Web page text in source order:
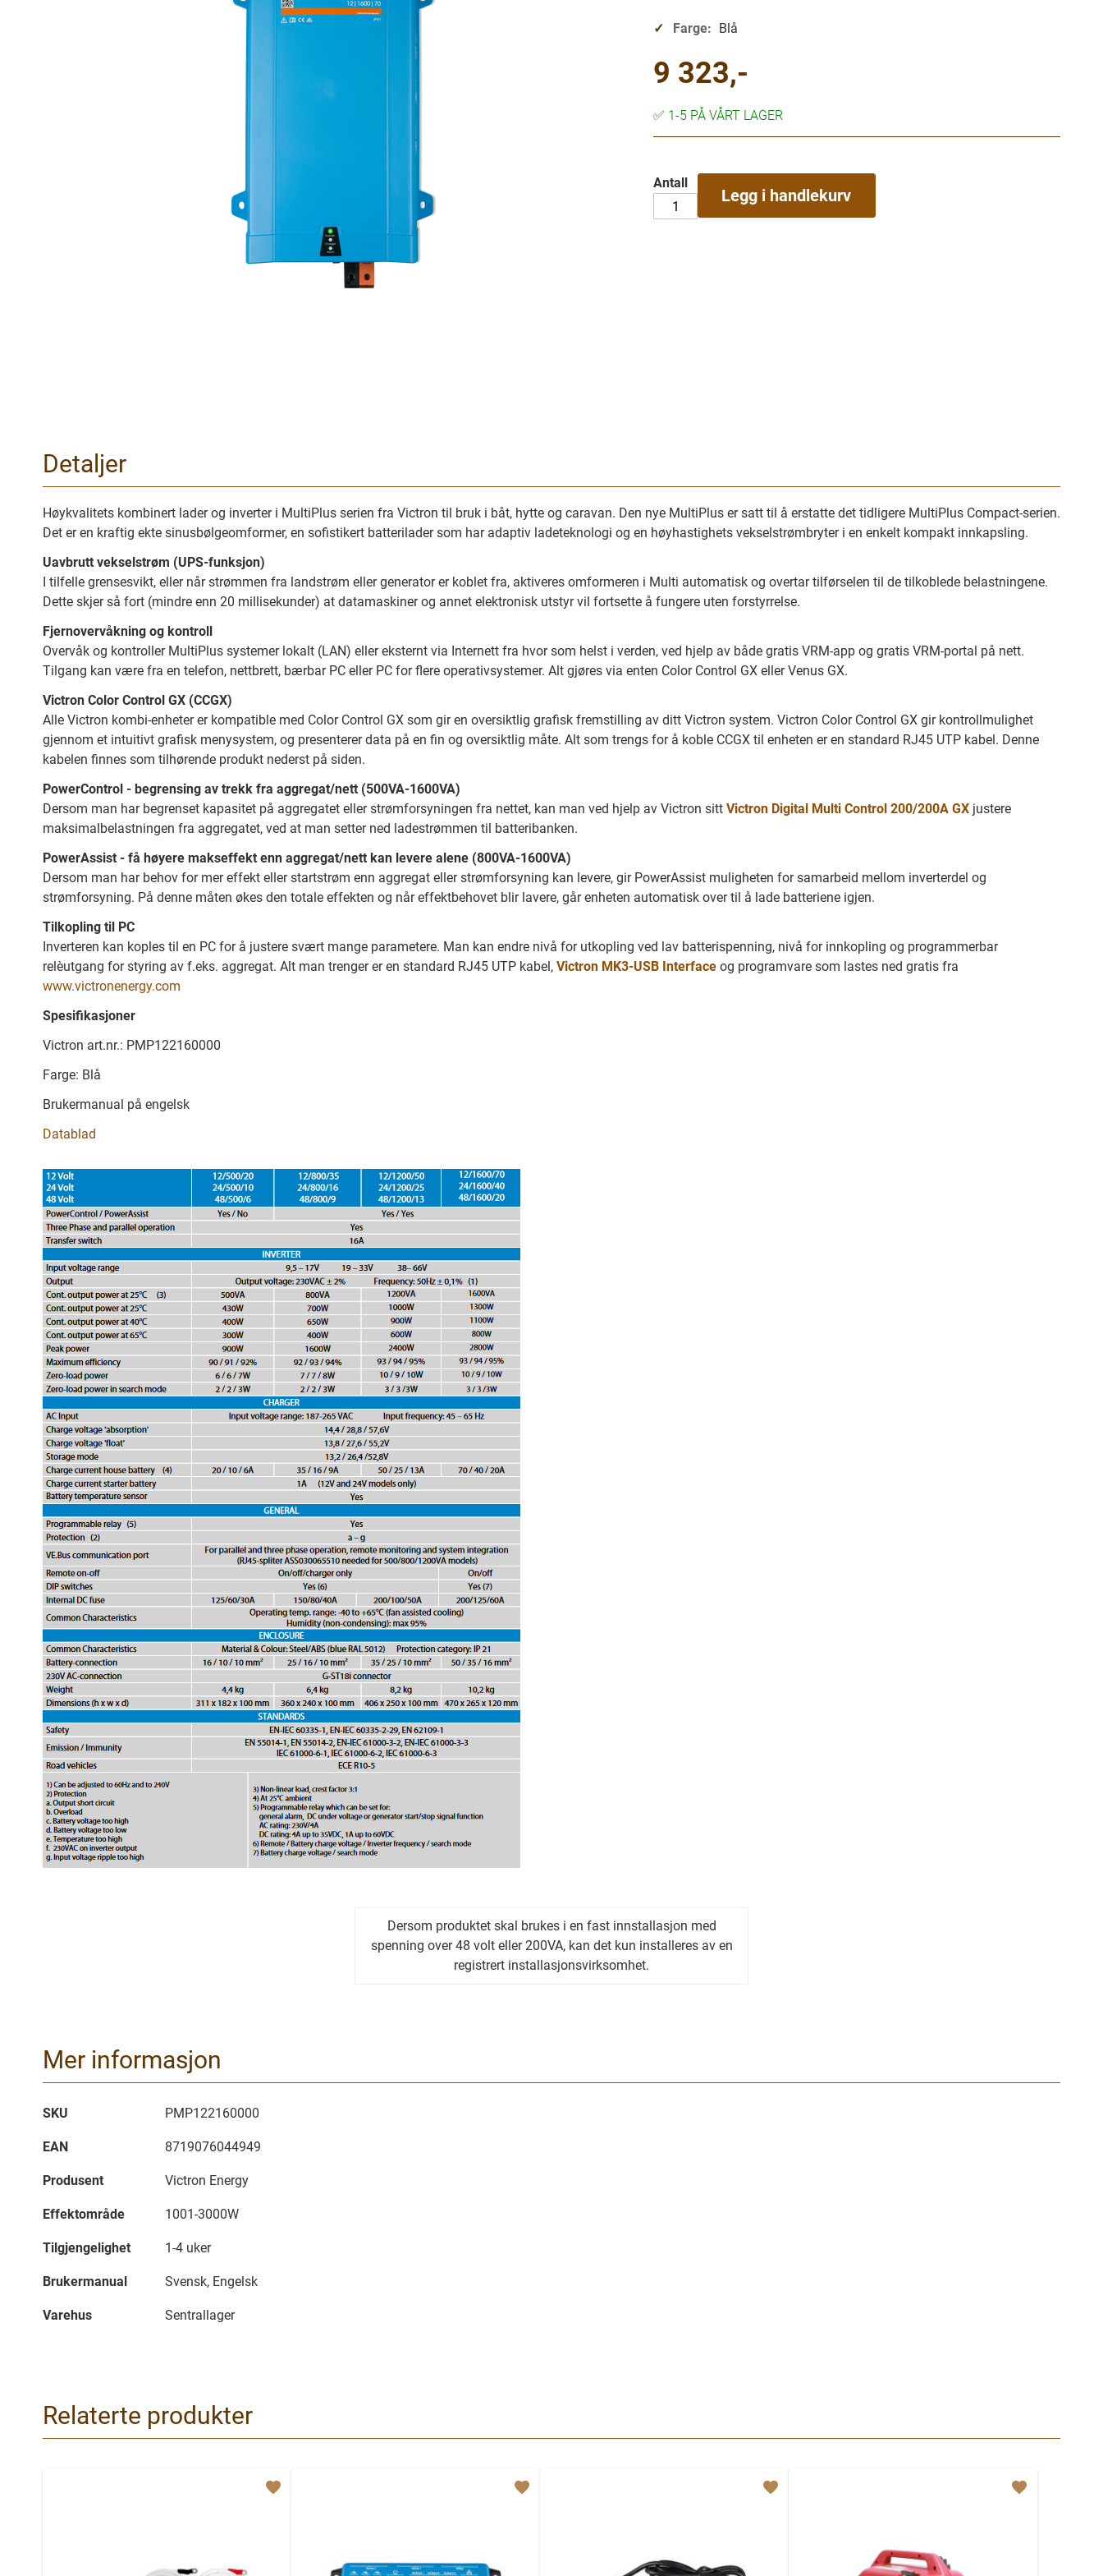
av
bilder
galleriet
Farge: Blå
9 323,-
✅ 1-5 PÅ VÅRT LAGER
Antall
Legg i handlekurv
Detaljer
Høykvalitets kombinert lader og inverter i MultiPlus serien fra Victron til bruk i båt, hytte og caravan. Den nye MultiPlus er satt til å erstatte det tidligere MultiPlus Compact-serien.
Det er en kraftig ekte sinusbølgeomformer, en sofistikert batterilader som har adaptiv ladeteknologi og en høyhastighets vekselstrømbryter i en enkelt kompakt innkapsling.
Uavbrutt vekselstrøm (UPS-funksjon)
I tilfelle grensesvikt, eller når strømmen fra landstrøm eller generator er koblet fra, aktiveres omformeren i Multi automatisk og overtar tilførselen til de tilkoblede belastningene.
Dette skjer så fort (mindre enn 20 millisekunder) at datamaskiner og annet elektronisk utstyr vil fortsette å fungere uten forstyrrelse.
Fjernovervåkning og kontroll
Overvåk og kontroller MultiPlus systemer lokalt (LAN) eller eksternt via Internett fra hvor som helst i verden, ved hjelp av både gratis VRM-app og gratis VRM-portal på nett.
Tilgang kan være fra en telefon, nettbrett, bærbar PC eller PC for flere operativsystemer. Alt gjøres via enten Color Control GX eller Venus GX.
Victron Color Control GX (CCGX)
Alle Victron kombi-enheter er kompatible med Color Control GX som gir en oversiktlig grafisk fremstilling av ditt Victron system. Victron Color Control GX gir kontrollmulighet
gjennom et intuitivt grafisk menysystem, og presenterer data på en fin og oversiktlig måte. Alt som trengs for å koble CCGX til enheten er en standard RJ45 UTP kabel. Denne
kabelen finnes som tilhørende produkt nederst på siden.
PowerControl - begrensing av trekk fra aggregat/nett (500VA-1600VA)
Dersom man har begrenset kapasitet på aggregatet eller strømforsyningen fra nettet, kan man ved hjelp av Victron sitt Victron Digital Multi Control 200/200A GX justere
maksimalbelastningen fra aggregatet, ved at man setter ned ladestrømmen til batteribanken.
PowerAssist - få høyere makseffekt enn aggregat/nett kan levere alene (800VA-1600VA)
Dersom man har behov for mer effekt eller startstrøm enn aggregat eller strømforsyning kan levere, gir PowerAssist muligheten for samarbeid mellom inverterdel og
strømforsyning. På denne måten økes den totale effekten og når effektbehovet blir lavere, går enheten automatisk over til å lade batteriene igjen.
Tilkopling til PC
Inverteren kan koples til en PC for å justere svært mange parametere. Man kan endre nivå for utkopling ved lav batterispenning, nivå for innkopling og programmerbar
relèutgang for styring av f.eks. aggregat. Alt man trenger er en standard RJ45 UTP kabel, Victron MK3-USB Interface og programvare som lastes ned gratis fra
www.victronenergy.com
Spesifikasjoner
Victron art.nr.: PMP122160000
Farge: Blå
Brukermanual på engelsk
Datablad
Dersom produktet skal brukes i en fast innstallasjon med
spenning over 48 volt eller 200VA, kan det kun installeres av en
registrert installasjonsvirksomhet.
Mer informasjon
Mer
SKU PMP122160000
EAN 8719076044949
Produsent Victron Energy
Effektområde 1001-3000W
Tilgjengelighet 1-4 uker
Brukermanual Svensk, Engelsk
Varehus Sentrallager
Relaterte produkter